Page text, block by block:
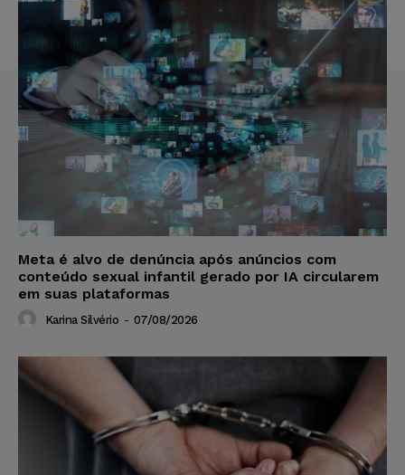
Meta é alvo de denúncia após anúncios com
conteúdo sexual infantil gerado por IA circularem
em suas plataformas
Karina Silvério - 07/08/2026